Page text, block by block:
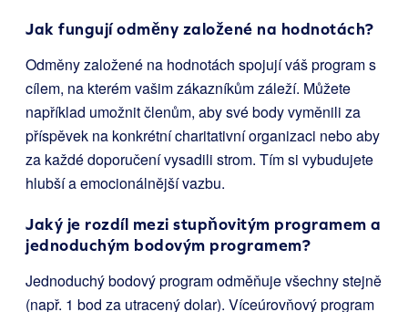
Jak fungují odměny založené na hodnotách?
Odměny založené na hodnotách spojují váš program s
cílem, na kterém vašim zákazníkům záleží. Můžete
například umožnit členům, aby své body vyměnili za
příspěvek na konkrétní charitativní organizaci nebo aby
za každé doporučení vysadili strom. Tím si vybudujete
hlubší a emocionálnější vazbu.
Jaký je rozdíl mezi stupňovitým programem a
jednoduchým bodovým programem?
Jednoduchý bodový program odměňuje všechny stejně
(např. 1 bod za utracený dolar). Víceúrovňový program